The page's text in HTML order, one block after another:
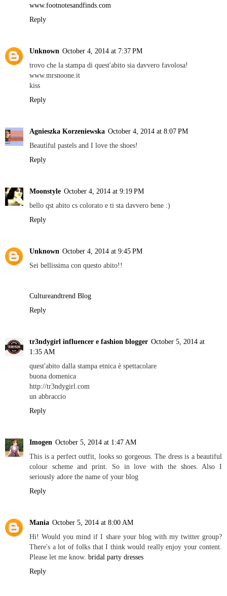
www.footnotesandfinds.com
Reply
Unknown October 4, 2014 at 7:37 PM
trovo che la stampa di quest'abito sia davvero favolosa!
www.mrsnoone.it
kiss
Reply
Agnieszka Korzeniewska October 4, 2014 at 8:07 PM
Beautiful pastels and I love the shoes!
Reply
Moonstyle October 4, 2014 at 9:19 PM
bello qst abito cs colorato e ti sta davvero bene :)
Reply
Unknown October 4, 2014 at 9:45 PM
Sei bellissima con questo abito!!
Cultureandtrend Blog
Reply
tr3ndygirl influencer e fashion blogger October 5, 2014 at
1:35 AM
quest'abito dalla stampa etnica è spettacolare
buona domenica
http://tr3ndygirl.com
un abbraccio
Reply
Imogen October 5, 2014 at 1:47 AM
This is a perfect outfit, looks so gorgeous. The dress is a beautiful
colour scheme and print. So in love with the shoes. Also I
seriously adore the name of your blog
Reply
Mania October 5, 2014 at 8:00 AM
Hi! Would you mind if I share your blog with my twitter group?
There's a lot of folks that I think would really enjoy your content.
Please let me know. bridal party dresses
Reply